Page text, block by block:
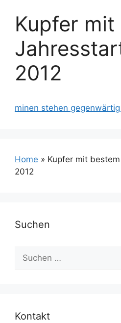
Kupfer
2012
stehen gegenwärtig still.
Home » Kupfer mit
2012
Suchen
Suchen
nach:
Kontakt